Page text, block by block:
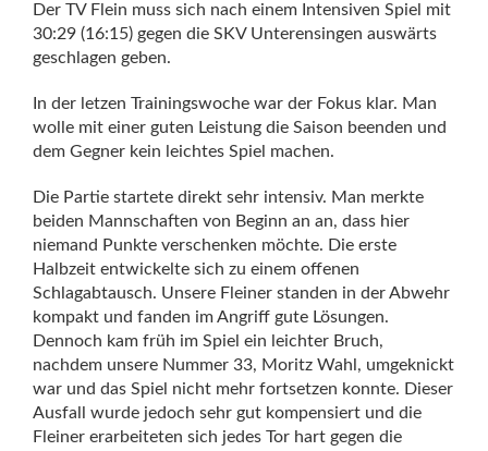
Der TV Flein muss sich nach einem Intensiven Spiel mit
30:29 (16:15) gegen die SKV Unterensingen auswärts
geschlagen geben.
In der letzen Trainingswoche war der Fokus klar. Man
wolle mit einer guten Leistung die Saison beenden und
dem Gegner kein leichtes Spiel machen.
Die Partie startete direkt sehr intensiv. Man merkte
beiden Mannschaften von Beginn an an, dass hier
niemand Punkte verschenken möchte. Die erste
Halbzeit entwickelte sich zu einem offenen
Schlagabtausch. Unsere Fleiner standen in der Abwehr
kompakt und fanden im Angriff gute Lösungen.
Dennoch kam früh im Spiel ein leichter Bruch,
nachdem unsere Nummer 33, Moritz Wahl, umgeknickt
war und das Spiel nicht mehr fortsetzen konnte. Dieser
Ausfall wurde jedoch sehr gut kompensiert und die
Fleiner erarbeiteten sich jedes Tor hart gegen die